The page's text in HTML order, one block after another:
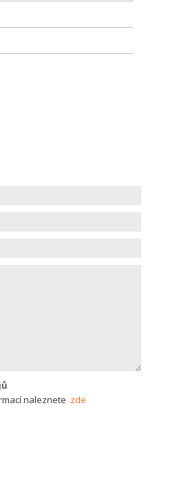
naleznete zde